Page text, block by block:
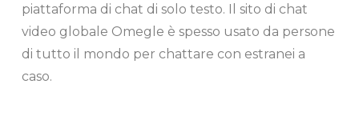
piattaforma di chat di solo testo. Il sito di chat
video globale Omegle è spesso usato da persone
di tutto il mondo per chattare con estranei a
caso.